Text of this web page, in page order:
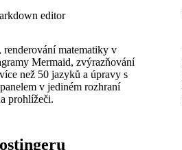
editor
renderování matematiky v
Mermaid, zvýrazňování
než 50 jazyků a úpravy s
v jediném rozhraní
prohlížeči.